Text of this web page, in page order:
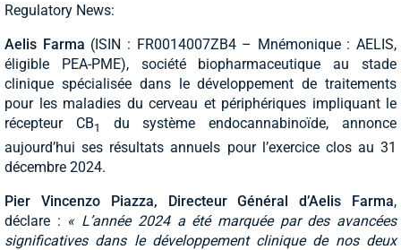
Regulatory News:
Aelis Farma (ISIN : FR0014007ZB4 – Mnémonique : AELIS,
éligible PEA-PME), société biopharmaceutique au stade
clinique spécialisée dans le développement de traitements
pour les maladies du cerveau et périphériques impliquant le
récepteur CB1
du système endocannabinoïde, annonce
aujourd’hui ses résultats annuels pour l’exercice clos au 31
décembre 2024.
Pier Vincenzo Piazza, Directeur Général d’Aelis Farma,
déclare : « L’année 2024 a été marquée par des avancées
significatives dans le développement clinique de nos deux